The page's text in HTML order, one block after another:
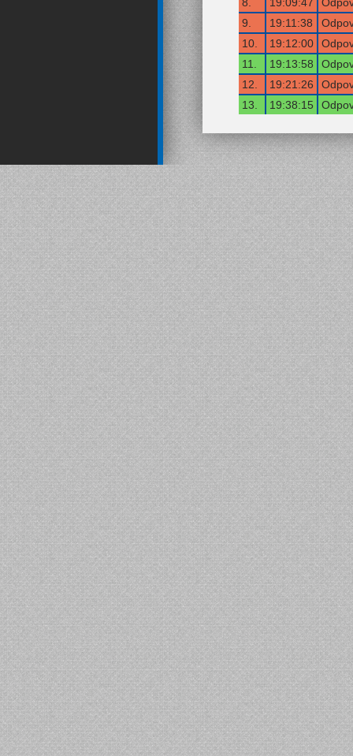
9.
19:11:38
10.
19:12:00
11.
19:13:58
12.
19:21:26
13.
19:38:15